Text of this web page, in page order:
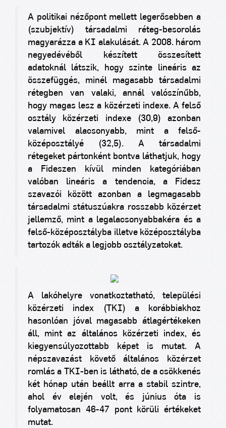
A politikai nézőpont mellett legerősebben a
(szubjektív) társadalmi réteg-besorolás
magyarázza a KI alakulását. A 2008. három
negyedévéből készített összesített
adatoknál látszik, hogy szinte lineáris az
összefüggés, minél magasabb társadalmi
rétegben van valaki, annál valószínűbb,
hogy magas lesz a közérzeti indexe. A felső
osztály közérzeti indexe (30,9) azonban
valamivel alacsonyabb, mint a felső-
középosztályé (32,5). A társadalmi
rétegeket pártonként bontva láthatjuk, hogy
a Fideszen kívül minden kategóriában
valóban lineáris a tendencia, a Fidesz
szavazói között azonban a legmagasabb
társadalmi státuszúakra rosszabb közérzet
jellemző, mint a legalacsonyabbakéra és a
felső-középosztályba illetve középosztályba
tartozók adták a legjobb osztályzatokat.
A lakóhelyre vonatkoztatható, települési
közérzeti index (TKI) a korábbiakhoz
hasonlóan jóval magasabb átlagértékeken
áll, mint az általános közérzeti index, és
kiegyensúlyozottabb képet is mutat. A
népszavazást követő általános közérzet
romlás a TKI-ben is látható, de a csökkenés
két hónap után beállt arra a stabil szintre,
ahol év elején volt, és június óta is
folyamatosan 46-47 pont körüli értékeket
mutat.